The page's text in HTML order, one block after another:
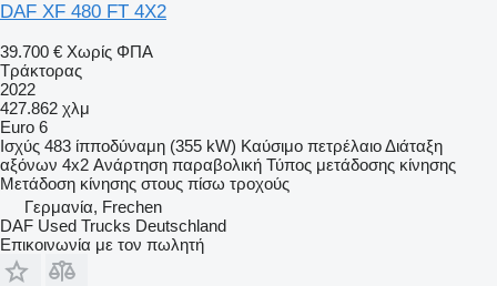
DAF XF 480 FT 4X2
39.700 € Χωρίς ΦΠΑ
Τράκτορας
2022
427.862 χλμ
Euro 6
Ισχύς 483 ίπποδύναμη (355 kW) Καύσιμο πετρέλαιοΔιάταξη
αξόνων 4x2 Ανάρτηση παραβολική Τύπος μετάδοσης κίνησης
Μετάδοση κίνησης στους πίσω τροχούς
Γερμανία, Frechen
DAF Used Trucks Deutschland
Επικοινωνία με τον πωλητή